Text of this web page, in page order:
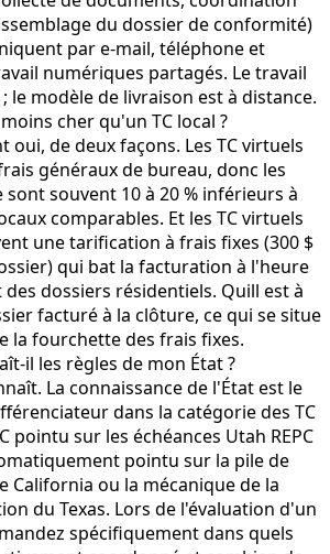
du dossier de conformité)
par e-mail, téléphone et
numériques partagés. Le travail
le modèle de livraison est à distance.
cher qu'un TC local ?
oui, de deux façons. Les TC virtuels
généraux de bureau, donc les
souvent 10 à 20 % inférieurs à
comparables. Et les TC virtuels
une tarification à frais fixes (300 $
qui bat la facturation à l'heure
dossiers résidentiels. Quill est à
facturé à la clôture, ce qui se situe
la fourchette des frais fixes.
il les règles de mon État ?
La connaissance de l'État est le
dans la catégorie des TC
pointu sur les échéances Utah REPC
pointu sur la pile de
California ou la mécanique de la
du Texas. Lors de l'évaluation d'un
spécifiquement dans quels